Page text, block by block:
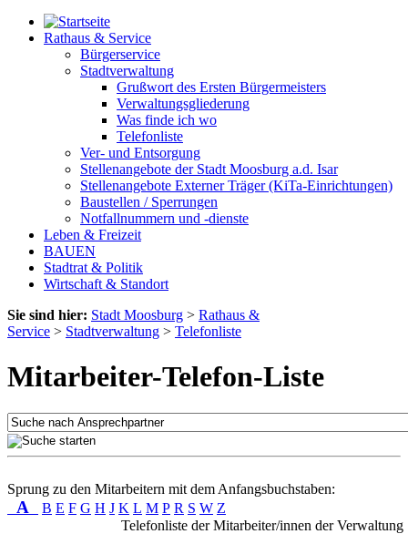
Rathaus & Service
Bürgerservice
Stadtverwaltung
Grußwort des Ersten Bürgermeisters
Verwaltungsgliederung
Was finde ich wo
Telefonliste
Ver- und Entsorgung
Stellenangebote der Stadt Moosburg a.d. Isar
Stellenangebote Externer Träger (KiTa-Einrichtungen)
Baustellen / Sperrungen
Notfallnummern und -dienste
Leben & Freizeit
BAUEN
Stadtrat & Politik
Wirtschaft & Standort
Sie sind hier: Stadt Moosburg > Rathaus &
Service > Stadtverwaltung > Telefonliste
Mitarbeiter-Telefon-Liste
Sprung zu den Mitarbeitern mit dem Anfangsbuchstaben:
A B E F G H J K L M P R S W Z
Telefonliste der Mitarbeiter/innen der Verwaltung